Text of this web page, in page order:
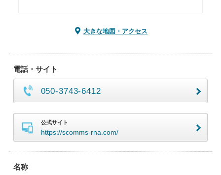
大きな地図・アクセス
電話・サイト
050-3743-6412
公式サイト
https://scomms-rna.com/
名称